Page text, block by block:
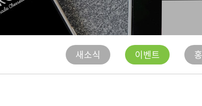
새소식 이벤트